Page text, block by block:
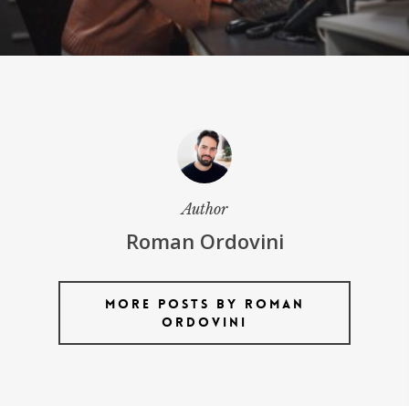
Author
Roman Ordovini
More posts by Roman
Ordovini